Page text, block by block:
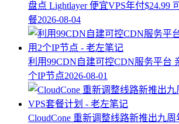
盘点 Lightlayer 便宜VPS年付$24.99
餐2026-08-04
利用99CDN自建可控CDN服务平台
个IP节点2026-08-01
CloudCone 重新调整线路新推出九